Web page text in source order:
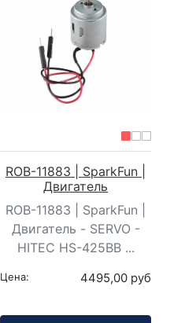
ROB-11883 | SparkFun |
Двигатель
ROB-11883 | SparkFun |
Двигатель - SERVO -
HITEC HS-425BB ...
Цена: 4495,00 руб